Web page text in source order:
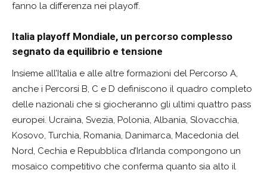
fanno la differenza nei playoff.
Italia playoff Mondiale, un percorso complesso
segnato da equilibrio e tensione
Insieme all’Italia e alle altre formazioni del Percorso A,
anche i Percorsi B, C e D definiscono il quadro completo
delle nazionali che si giocheranno gli ultimi quattro pass
europei. Ucraina, Svezia, Polonia, Albania, Slovacchia,
Kosovo, Turchia, Romania, Danimarca, Macedonia del
Nord, Cechia e Repubblica d’Irlanda compongono un
mosaico competitivo che conferma quanto sia alto il